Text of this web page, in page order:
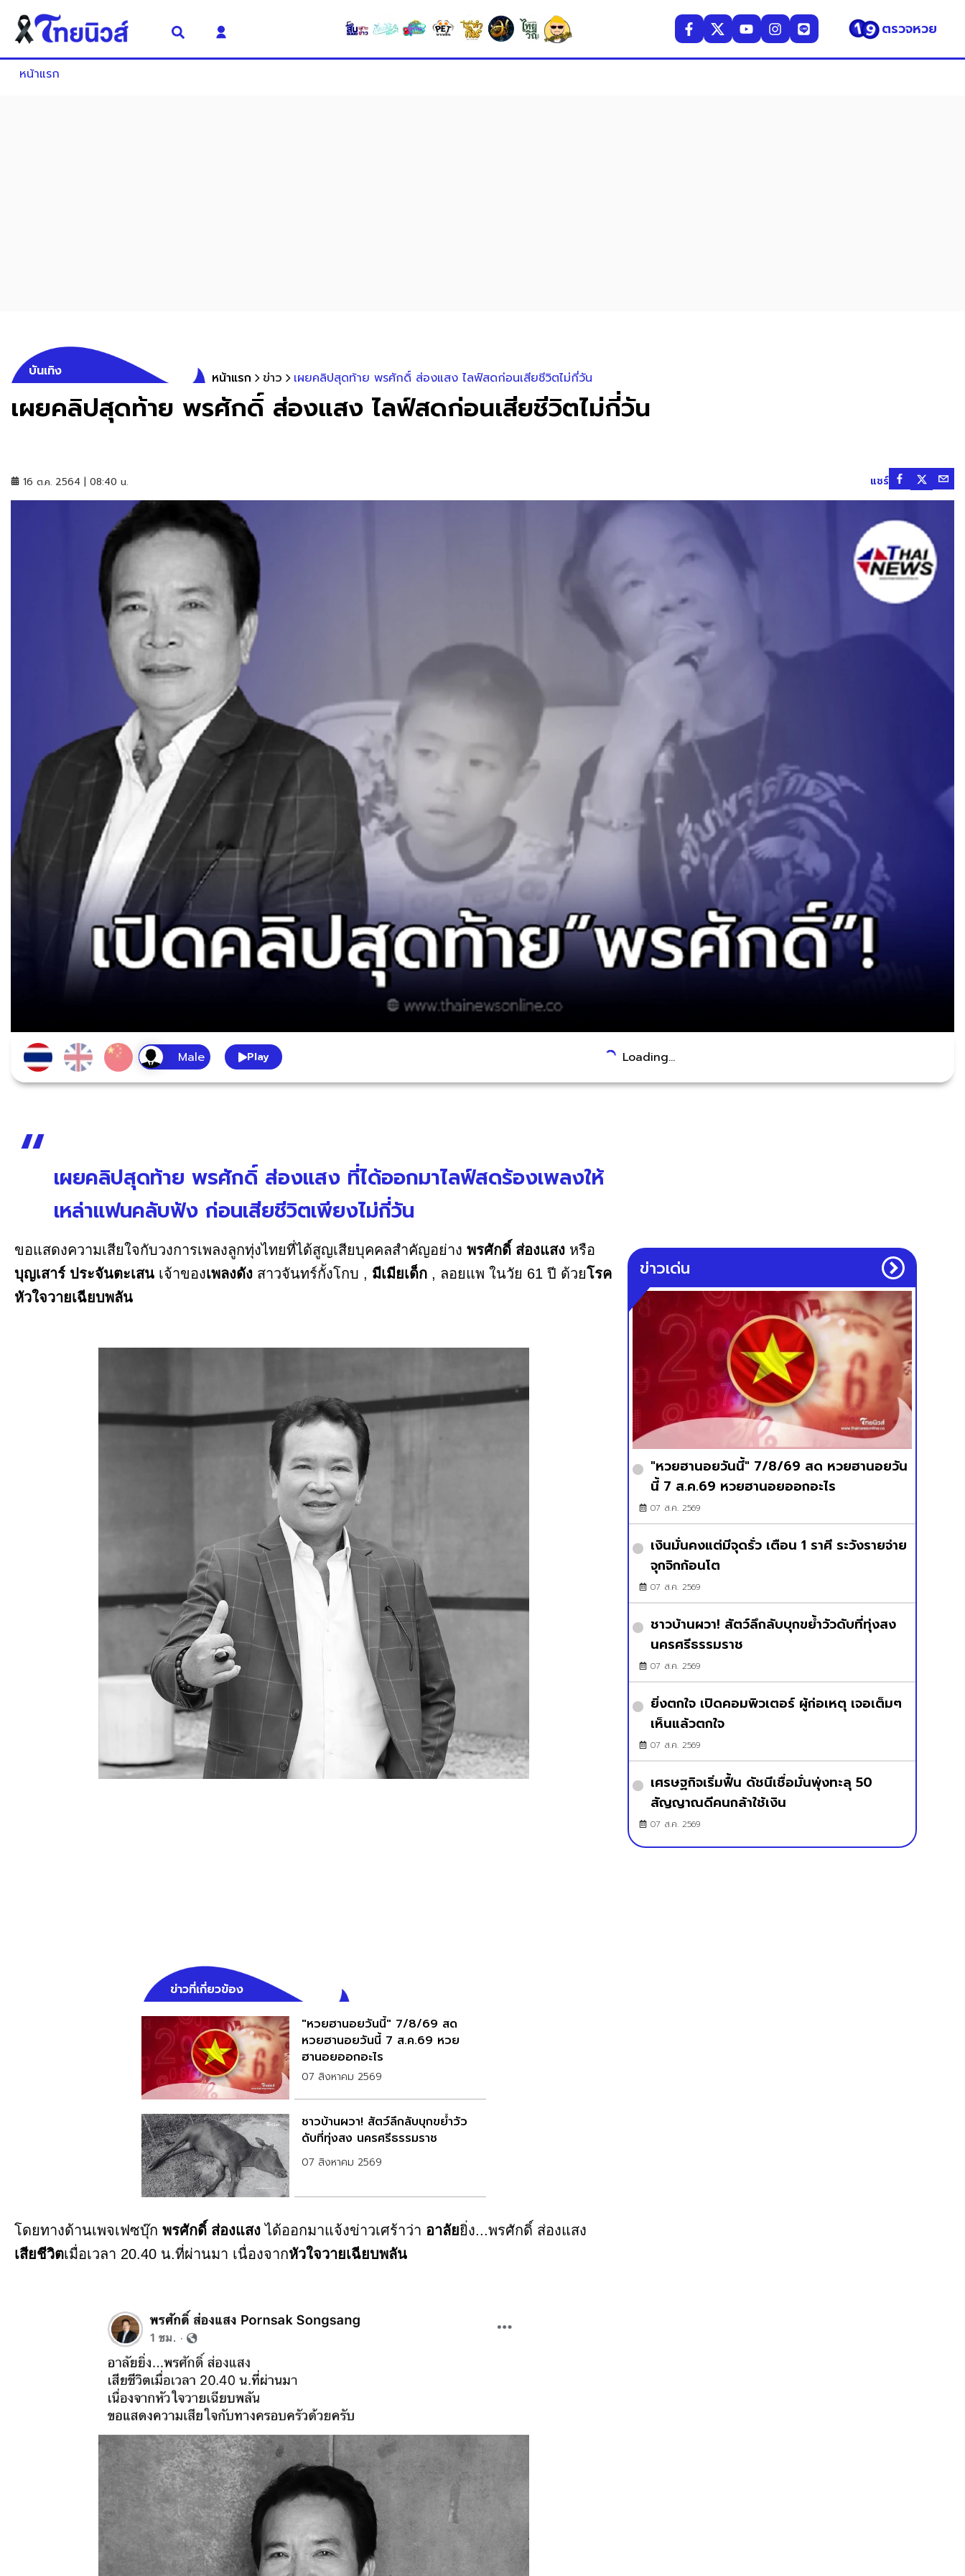
ตรวจหวย
หน้าแรก
บันเทิง หน้าแรก ข่าว เผยคลิปสุดท้าย พรศักดิ์ ส่องแสง ไลฟ์สดก่อนเสียชีวิตไม่กี่วัน
เผยคลิปสุดท้าย พรศักดิ์ ส่องแสง ไลฟ์สดก่อนเสียชีวิตไม่กี่วัน
16 ต.ค. 2564 | 08:40 น. แชร์
Play Loading...
เผยคลิปสุดท้าย พรศักดิ์ ส่องแสง ที่ได้ออกมาไลฟ์สดร้องเพลงให้
เหล่าแฟนคลับฟัง ก่อนเสียชีวิตเพียงไม่กี่วัน
ขอแสดงความเสียใจกับวงการเพลงลูกทุ่งไทยที่ได้สูญเสียบุคคลสำคัญอย่าง พรศักดิ์ ส่องแสง หรือ
บุญเสาร์ ประจันตะเสน เจ้าของเพลงดัง สาวจันทร์กั้งโกบ , มีเมียเด็ก , ลอยแพ ในวัย 61 ปี ด้วยโรค
หัวใจวายเฉียบพลัน
ข่าวที่เกี่ยวข้อง
"หวยฮานอยวันนี้" 7/8/69 สด
หวยฮานอยวันนี้ 7 ส.ค.69 หวย
ฮานอยออกอะไร
07 สิงหาคม 2569
ชาวบ้านผวา! สัตว์ลึกลับบุกขย้ำวัว
ดับที่ทุ่งสง นครศรีธรรมราช
07 สิงหาคม 2569
โดยทางด้านเพจเฟซบุ๊ก พรศักดิ์ ส่องแสงได้ออกมาแจ้งข่าวเศร้าว่า อาลัยยิ่ง...พรศักดิ์ ส่องแสง
เสียชีวิตเมื่อเวลา 20.40 น.ที่ผ่านมา เนื่องจากหัวใจวายเฉียบพลัน
ข่าวเด่น
"หวยฮานอยวันนี้" 7/8/69 สด หวยฮานอยวัน
นี้ 7 ส.ค.69 หวยฮานอยออกอะไร
07 ส.ค. 2569
เงินมั่นคงแต่มีจุดรั่ว เตือน 1 ราศี ระวังรายจ่าย
จุกจิกก้อนโต
07 ส.ค. 2569
ชาวบ้านผวา! สัตว์ลึกลับบุกขย้ำวัวดับที่ทุ่งสง
นครศรีธรรมราช
07 ส.ค. 2569
ยิ่งตกใจ เปิดคอมพิวเตอร์ ผู้ก่อเหตุ เจอเต็มๆ
เห็นแล้วตกใจ
07 ส.ค. 2569
เศรษฐกิจเริ่มฟื้น ดัชนีเชื่อมั่นพุ่งทะลุ 50
สัญญาณดีคนกล้าใช้เงิน
07 ส.ค. 2569